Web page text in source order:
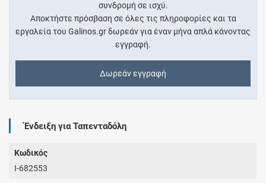
συνδρομή σε ισχύ.
Αποκτήστε πρόσβαση σε όλες τις πληροφορίες και τα
εργαλεία του Galinos.gr δωρεάν για έναν μήνα απλά κάνοντας
εγγραφή.
Δωρεάν εγγραφή
Ένδειξη για Ταπενταδόλη
Κωδικός
I-682553